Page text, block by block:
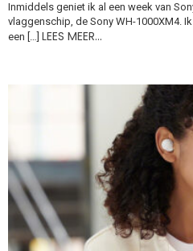
Inmiddels geniet ik al een week van
vlaggenschip, de Sony WH-1000XM4.
een […] LEES MEER…